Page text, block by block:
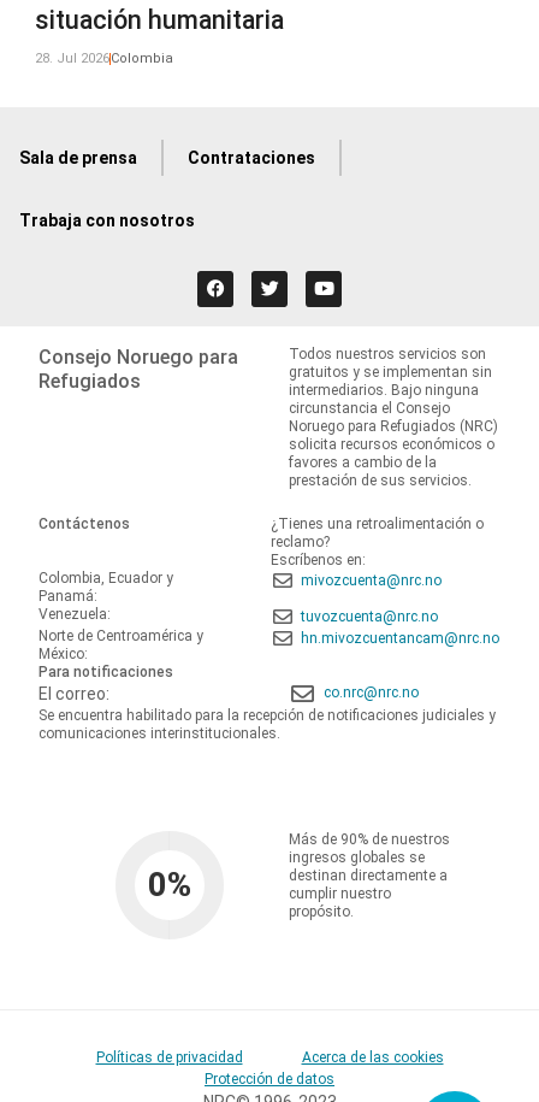
situación humanitaria
28. Jul 2026Colombia
Sala de prensa Contrataciones
Trabaja con nosotros
Consejo Noruego para
Refugiados
Todos nuestros servicios son
gratuitos y se implementan sin
intermediarios. Bajo ninguna
circunstancia el Consejo
Noruego para Refugiados (NRC)
solicita recursos económicos o
favores a cambio de la
prestación de sus servicios.
Contáctenos
¿Tienes una retroalimentación o
reclamo?
Escríbenos en:
Colombia, Ecuador y
Panamá:
mivozcuenta@nrc.no
Venezuela:
tuvozcuenta@nrc.no
Norte de Centroamérica y
México:
hn.mivozcuentancam@nrc.no
Para notificaciones
El correo:
co.nrc@nrc.no
Se encuentra habilitado para la recepción de notificaciones judiciales y
comunicaciones interinstitucionales.
0%
Más de 90% de nuestros
ingresos globales se
destinan directamente a
cumplir nuestro
propósito.
Políticas de privacidad
Acerca de las cookies
Protección de datos